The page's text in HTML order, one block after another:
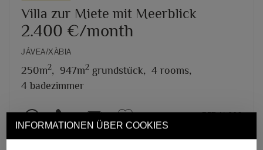
INFORMATIONEN ÜBER COOKIES
Villa zur Miete mit Meerblick
2.400 €/month
JÁVEA/XÀBIA
250m2, 947m2 grundstück, 4 rooms,
4 badezimmer
REF. V-603